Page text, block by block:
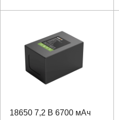
18650 7,2 В 6700 мАч